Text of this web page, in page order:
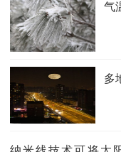
气
多